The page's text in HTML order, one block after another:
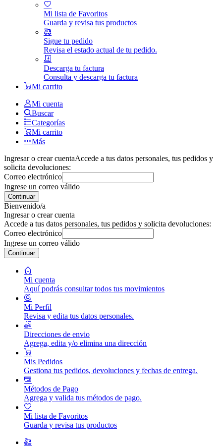
Mi lista de Favoritos
Guarda y revisa tus productos
Sigue tu pedido
Revisa el estado actual de tu pedido.
Descarga tu factura
Consulta y descarga tu factura
Mi carrito
Mi cuenta
Buscar
Categorías
Mi carrito
Más
Ingresar o crear cuentaAccede a tus datos personales, tus pedidos y
solicita devoluciones:
Correo electrónico
Ingrese un correo válido
Continuar
Bienvenido/a
Ingresar o crear cuenta
Accede a tus datos personales, tus pedidos y solicita devoluciones:
Correo electrónico
Ingrese un correo válido
Continuar
Mi cuenta
Aquí podrás consultar todos tus movimientos
Mi Perfil
Revisa y edita tus datos personales.
Direcciones de envio
Agrega, edita y/o elimina una dirección
Mis Pedidos
Gestiona tus pedidos, devoluciones y fechas de entrega.
Métodos de Pago
Agrega y valida tus métodos de pago.
Mi lista de Favoritos
Guarda y revisa tus productos